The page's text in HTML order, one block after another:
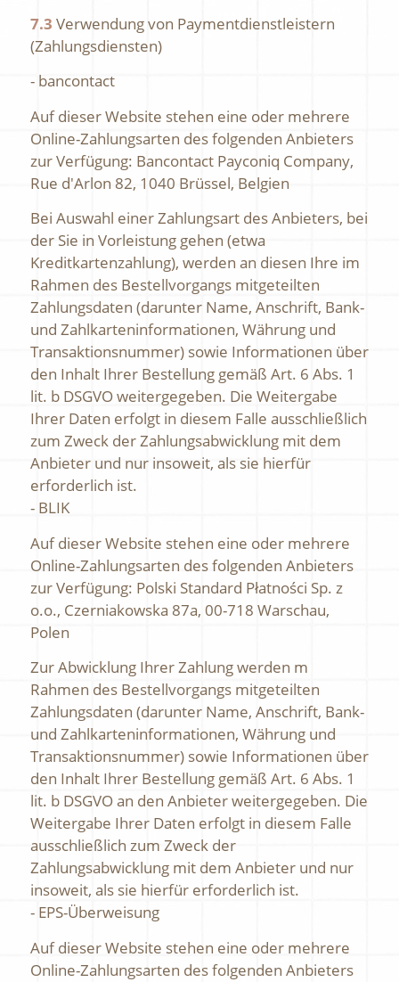
7.3 Verwendung von Paymentdienstleistern
(Zahlungsdiensten)
- bancontact
Auf dieser Website stehen eine oder mehrere
Online-Zahlungsarten des folgenden Anbieters
zur Verfügung: Bancontact Payconiq Company,
Rue d'Arlon 82, 1040 Brüssel, Belgien
Bei Auswahl einer Zahlungsart des Anbieters, bei
der Sie in Vorleistung gehen (etwa
Kreditkartenzahlung), werden an diesen Ihre im
Rahmen des Bestellvorgangs mitgeteilten
Zahlungsdaten (darunter Name, Anschrift, Bank-
und Zahlkarteninformationen, Währung und
Transaktionsnummer) sowie Informationen über
den Inhalt Ihrer Bestellung gemäß Art. 6 Abs. 1
lit. b DSGVO weitergegeben. Die Weitergabe
Ihrer Daten erfolgt in diesem Falle ausschließlich
zum Zweck der Zahlungsabwicklung mit dem
Anbieter und nur insoweit, als sie hierfür
erforderlich ist.
- BLIK
Auf dieser Website stehen eine oder mehrere
Online-Zahlungsarten des folgenden Anbieters
zur Verfügung: Polski Standard Płatności Sp. z
o.o., Czerniakowska 87a, 00-718 Warschau,
Polen
Zur Abwicklung Ihrer Zahlung werden m
Rahmen des Bestellvorgangs mitgeteilten
Zahlungsdaten (darunter Name, Anschrift, Bank-
und Zahlkarteninformationen, Währung und
Transaktionsnummer) sowie Informationen über
den Inhalt Ihrer Bestellung gemäß Art. 6 Abs. 1
lit. b DSGVO an den Anbieter weitergegeben. Die
Weitergabe Ihrer Daten erfolgt in diesem Falle
ausschließlich zum Zweck der
Zahlungsabwicklung mit dem Anbieter und nur
insoweit, als sie hierfür erforderlich ist.
- EPS-Überweisung
Auf dieser Website stehen eine oder mehrere
Online-Zahlungsarten des folgenden Anbieters